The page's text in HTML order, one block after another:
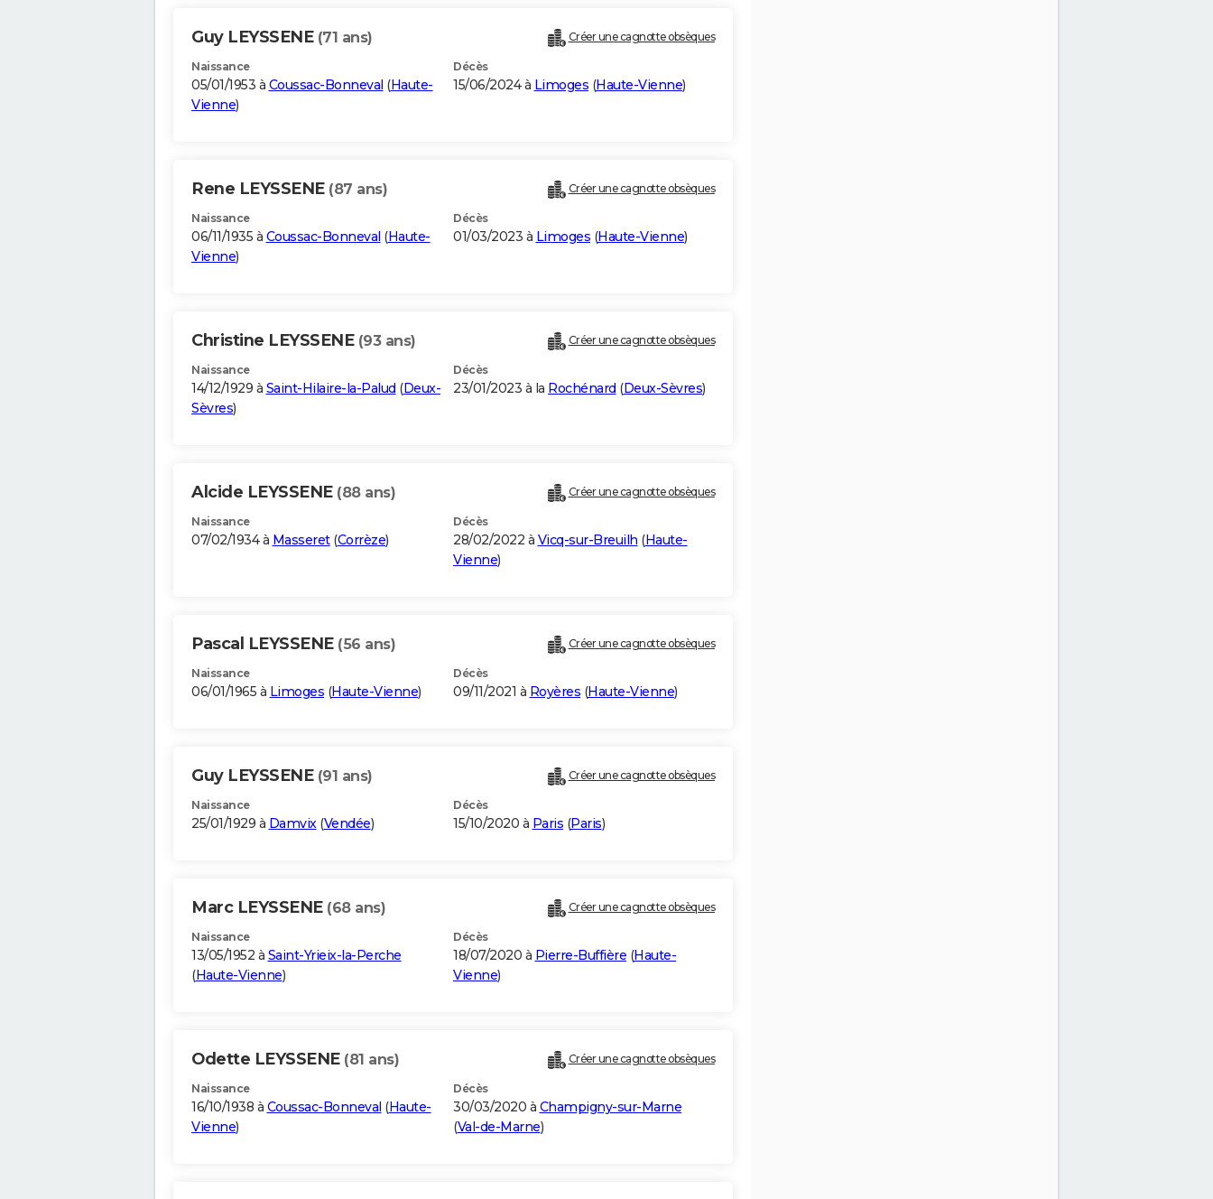
Guy LEYSSENE (71 ans) Créer une cagnotte obsèques
Naissance
05/01/1953 à Coussac-Bonneval (Haute-
Vienne)
Décès
15/06/2024 à Limoges (Haute-Vienne)
Rene LEYSSENE (87 ans) Créer une cagnotte obsèques
Naissance
06/11/1935 à Coussac-Bonneval (Haute-
Vienne)
Décès
01/03/2023 à Limoges (Haute-Vienne)
Christine LEYSSENE (93 ans) Créer une cagnotte obsèques
Naissance
14/12/1929 à Saint-Hilaire-la-Palud (Deux-
Sèvres)
Décès
23/01/2023 à la Rochénard (Deux-Sèvres)
Alcide LEYSSENE (88 ans) Créer une cagnotte obsèques
Naissance
07/02/1934 à Masseret(Corrèze)
Décès
28/02/2022 à Vicq-sur-Breuilh (Haute-
Vienne)
Pascal LEYSSENE (56 ans) Créer une cagnotte obsèques
Naissance
06/01/1965 à Limoges (Haute-Vienne)
Décès
09/11/2021 à Royères (Haute-Vienne)
Guy LEYSSENE (91 ans) Créer une cagnotte obsèques
Naissance
25/01/1929 à Damvix(Vendée)
Décès
15/10/2020 à Paris (Paris)
Marc LEYSSENE (68 ans) Créer une cagnotte obsèques
Naissance
13/05/1952 à Saint-Yrieix-la-Perche
(Haute-Vienne)
Décès
18/07/2020 à Pierre-Buffière (Haute-
Vienne)
Odette LEYSSENE (81 ans) Créer une cagnotte obsèques
Naissance
16/10/1938 à Coussac-Bonneval (Haute-
Vienne)
Décès
30/03/2020 à Champigny-sur-Marne
(Val-de-Marne)